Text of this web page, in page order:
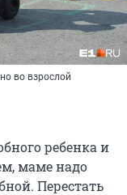
во взрослой
ребенка и
маме надо
Перестать